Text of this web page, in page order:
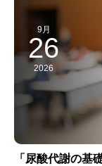
9月
26
2026
「尿酸代謝の基